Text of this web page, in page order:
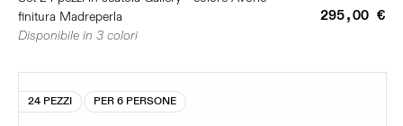
finitura Madreperla
295,00 €
Disponibile in 3 colori
24 PEZZI PER 6 PERSONE